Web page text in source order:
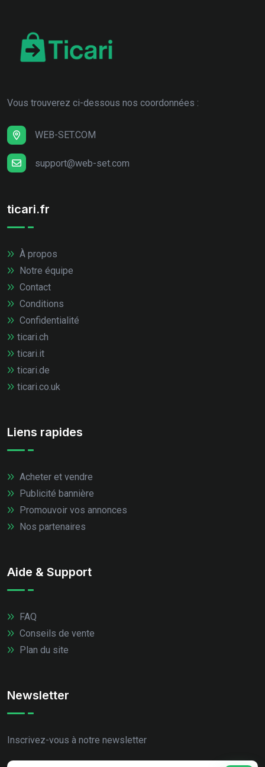
Vous trouverez ci-dessous nos coordonnées :
WEB-SET.COM
support@web-set.com
ticari.fr
À propos
Notre équipe
Contact
Conditions
Confidentialité
ticari.ch
ticari.it
ticari.de
ticari.co.uk
Liens rapides
Acheter et vendre
Publicité bannière
Promouvoir vos annonces
Nos partenaires
Aide & Support
FAQ
Conseils de vente
Plan du site
Newsletter
Inscrivez-vous à notre newsletter